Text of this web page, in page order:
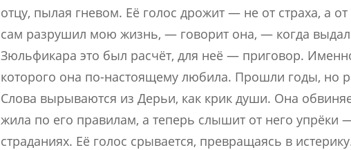
отцу, пылая гневом. Её голос дрожит — не от страха, а
сам разрушил мою жизнь, — говорит она, — когда выдал
Зюльфикара это был расчёт, для неё — приговор.
которого она по-настоящему любила. Прошли годы, но
Слова вырываются из Дерьи, как крик души. Она
жила по его правилам, а теперь слышит от него упрёки
страданиях. Её голос срывается, превращаясь в